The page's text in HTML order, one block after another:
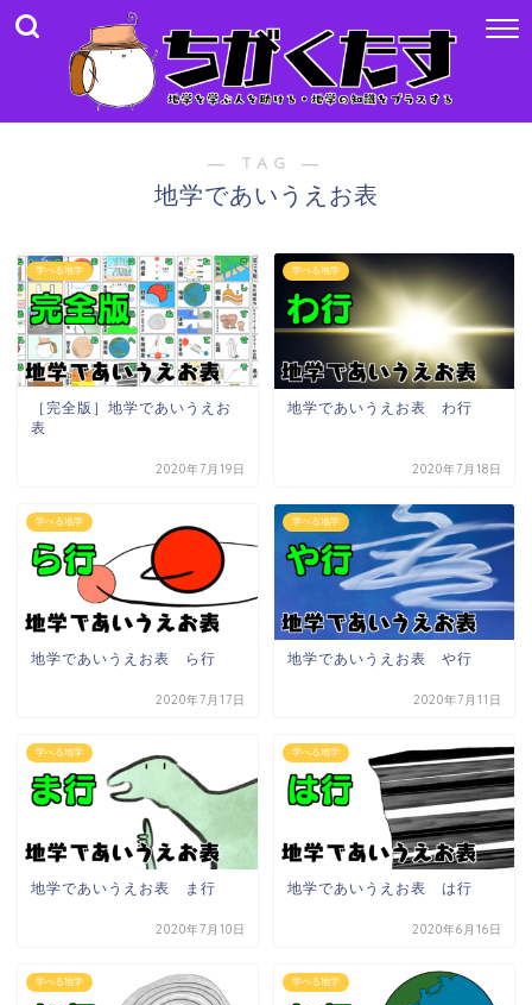
― TAG ―
地学であいうえお表
学べる地学
［完全版］地学であいうえお
表
2020年7月19日
学べる地学
地学であいうえお表 わ行
2020年7月18日
学べる地学
地学であいうえお表 ら行
2020年7月17日
学べる地学
地学であいうえお表 や行
2020年7月11日
学べる地学
地学であいうえお表 ま行
2020年7月10日
学べる地学
地学であいうえお表 は行
2020年6月16日
学べる地学 学べる地学